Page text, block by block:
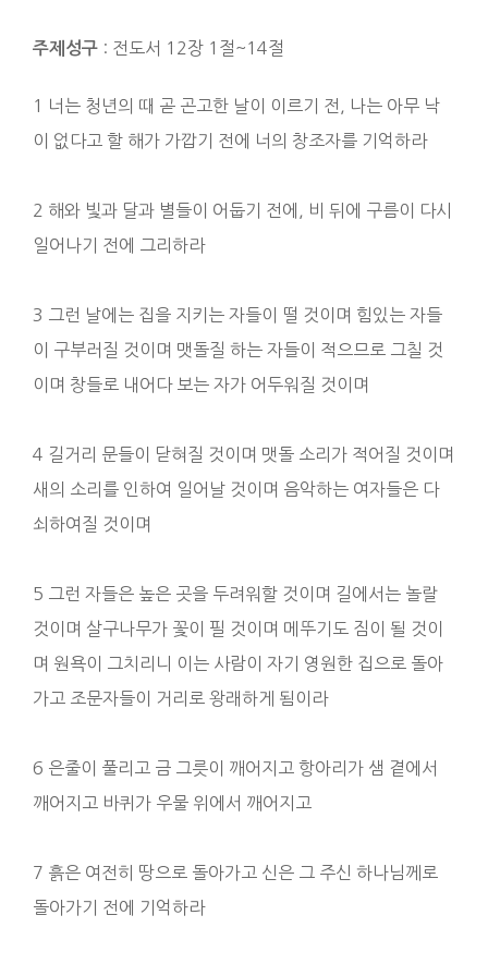
주제성구 : 전도서 12장 1절~14절
1 너는 청년의 때 곧 곤고한 날이 이르기 전, 나는 아무 낙
이 없다고 할 해가 가깝기 전에 너의 창조자를 기억하라
2 해와 빛과 달과 별들이 어둡기 전에, 비 뒤에 구름이 다시
일어나기 전에 그리하라
3 그런 날에는 집을 지키는 자들이 떨 것이며 힘있는 자들
이 구부러질 것이며 맷돌질 하는 자들이 적으므로 그칠 것
이며 창들로 내어다 보는 자가 어두워질 것이며
4 길거리 문들이 닫혀질 것이며 맷돌 소리가 적어질 것이며
새의 소리를 인하여 일어날 것이며 음악하는 여자들은 다
쇠하여질 것이며
5 그런 자들은 높은 곳을 두려워할 것이며 길에서는 놀랄
것이며 살구나무가 꽃이 필 것이며 메뚜기도 짐이 될 것이
며 원욕이 그치리니 이는 사람이 자기 영원한 집으로 돌아
가고 조문자들이 거리로 왕래하게 됨이라
6 은줄이 풀리고 금 그릇이 깨어지고 항아리가 샘 곁에서
깨어지고 바퀴가 우물 위에서 깨어지고
7 흙은 여전히 땅으로 돌아가고 신은 그 주신 하나님께로
돌아가기 전에 기억하라